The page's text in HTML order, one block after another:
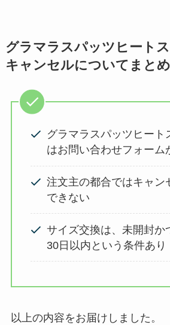
グラマラスパッツヒート
キャンセルについてまとめ
グラマラスパッツヒート
はお問い合わせフォーム
注文主の都合ではキャン
できない
サイズ交換は、未開封か
30日以内という条件あり
以上の内容をお届けしました。